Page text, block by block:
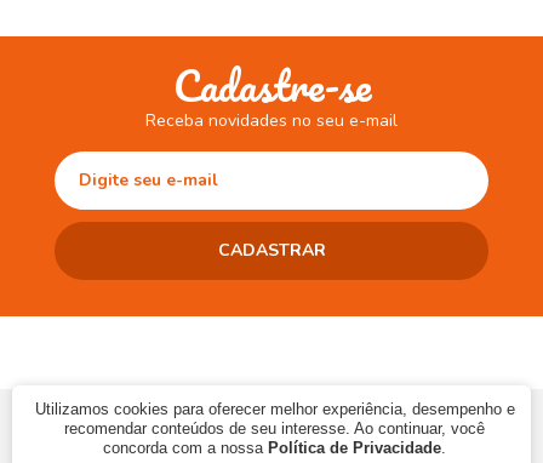
Cadastre-se
Receba novidades no seu e-mail
© 2017 CAMINHO DA LEITURA LTDA | CNPJ: 10.868.273/0001-06 | Ins.
Estadual: 90483286-33
Utilizamos cookies para oferecer melhor experiência, desempenho e
recomendar conteúdos de seu interesse. Ao continuar, você
concorda com a nossa Política de Privacidade.